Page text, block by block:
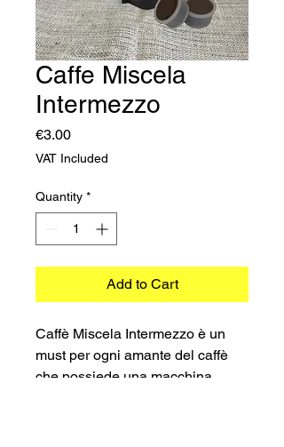
Caffe Miscela
Intermezzo
€3.00Price
VAT Included
Quantity *
Add to Cart
Caffè Miscela Intermezzo è un
must per ogni amante del caffè
che possiede una macchina